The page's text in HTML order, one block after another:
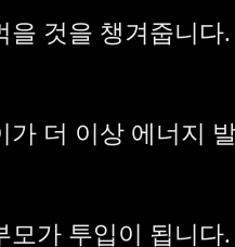
것을 챙겨줍니다
더 이상 에너지
가 투입이 됩니다